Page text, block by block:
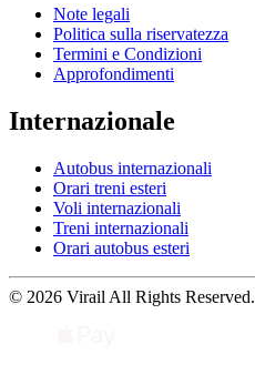
Note legali
Politica sulla riservatezza
Termini e Condizioni
Approfondimenti
Internazionale
Autobus internazionali
Orari treni esteri
Voli internazionali
Treni internazionali
Orari autobus esteri
© 2026 Virail All Rights Reserved.